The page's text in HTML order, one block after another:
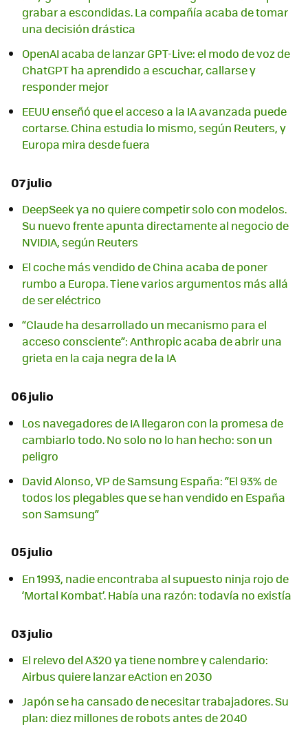
grabar a escondidas. La compañía acaba de tomar
una decisión drástica
OpenAI acaba de lanzar GPT-Live: el modo de voz de
ChatGPT ha aprendido a escuchar, callarse y
responder mejor
EEUU enseñó que el acceso a la IA avanzada puede
cortarse. China estudia lo mismo, según Reuters, y
Europa mira desde fuera
07 julio
DeepSeek ya no quiere competir solo con modelos.
Su nuevo frente apunta directamente al negocio de
NVIDIA, según Reuters
El coche más vendido de China acaba de poner
rumbo a Europa. Tiene varios argumentos más allá
de ser eléctrico
“Claude ha desarrollado un mecanismo para el
acceso consciente”: Anthropic acaba de abrir una
grieta en la caja negra de la IA
06 julio
Los navegadores de IA llegaron con la promesa de
cambiarlo todo. No solo no lo han hecho: son un
peligro
David Alonso, VP de Samsung España: “El 93% de
todos los plegables que se han vendido en España
son Samsung”
05 julio
En 1993, nadie encontraba al supuesto ninja rojo de
‘Mortal Kombat’. Había una razón: todavía no existía
03 julio
El relevo del A320 ya tiene nombre y calendario:
Airbus quiere lanzar eAction en 2030
Japón se ha cansado de necesitar trabajadores. Su
plan: diez millones de robots antes de 2040